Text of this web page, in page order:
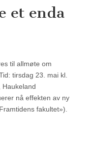
et enda
til allmøte om
tirsdag 23. mai kl.
Haukeland
nå effekten av ny
fakultet»).